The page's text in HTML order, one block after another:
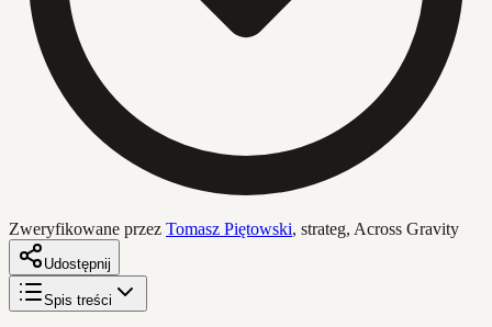
Zweryfikowane przez Tomasz Piętowski, strateg, Across Gravity
Udostępnij
Spis treści